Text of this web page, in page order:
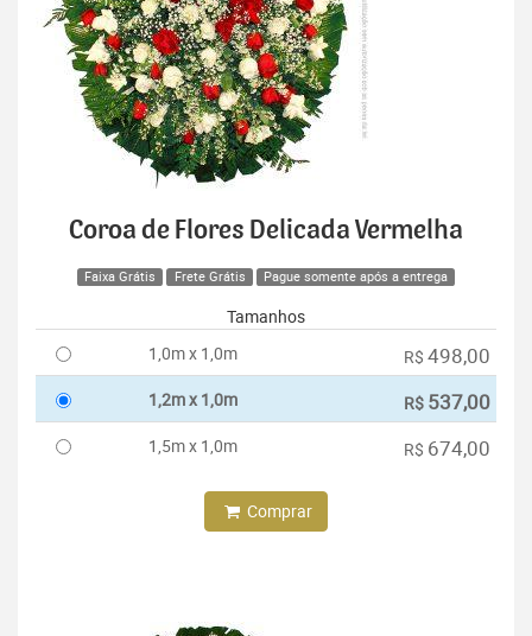
Coroa de Flores Delicada Vermelha
Faixa Grátis Frete Grátis Pague somente após a entrega
Tamanhos
1,0m x 1,0m
R$ 498,00
1,2m x 1,0m R$ 537,00
1,5m x 1,0m R$ 674,00
Comprar